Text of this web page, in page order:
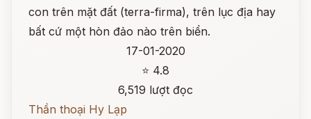
con trên mặt đất (terra-firma), trên lục địa hay
bất cứ một hòn đảo nào trên biển.
17-01-2020
⭐ 4.8
6,519 lượt đọc
Thần thoại Hy Lạp